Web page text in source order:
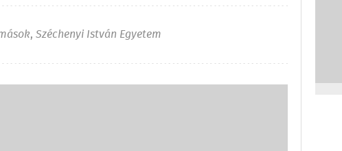
, Széchenyi István Egyetem